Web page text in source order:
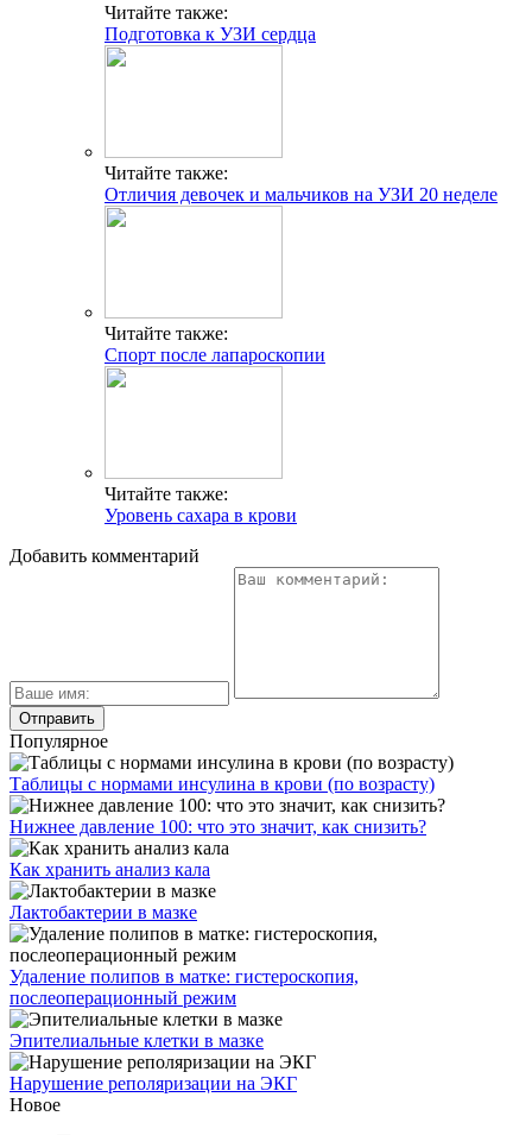
Читайте также:
Подготовка к УЗИ сердца
Читайте также:
Отличия девочек и мальчиков на УЗИ 20 неделе
Читайте также:
Спорт после лапароскопии
Читайте также:
Уровень сахара в крови
Добавить комментарий
Популярное
Таблицы с нормами инсулина в крови (по возрасту)
Нижнее давление 100: что это значит, как снизить?
Как хранить анализ кала
Лактобактерии в мазке
Удаление полипов в матке: гистероскопия,
послеоперационный режим
Эпителиальные клетки в мазке
Нарушение реполяризации на ЭКГ
Новое